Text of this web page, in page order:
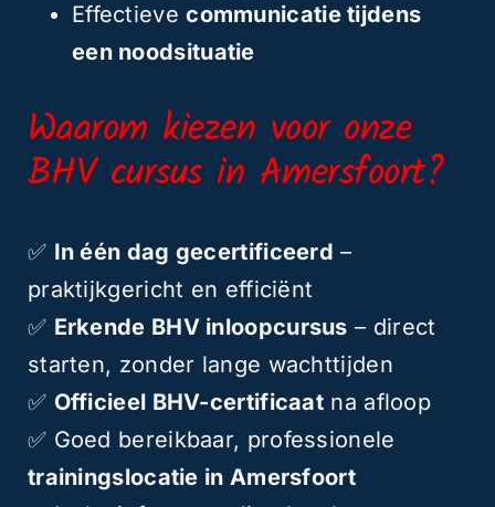
Effectievecommunicatie tijdens
een noodsituatie
Waarom kiezen voor onze
BHV cursus in Amersfoort?
✅ In één dag gecertificeerd –
praktijkgericht en efficiënt
✅ Erkende BHV inloopcursus – direct
starten, zonder lange wachttijden
✅ Officieel BHV-certificaat na afloop
✅ Goed bereikbaar, professionele
trainingslocatie in Amersfoort